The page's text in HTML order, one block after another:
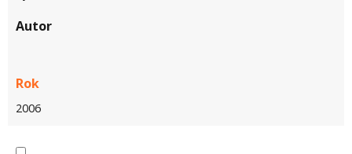
Autor
Rok
2006